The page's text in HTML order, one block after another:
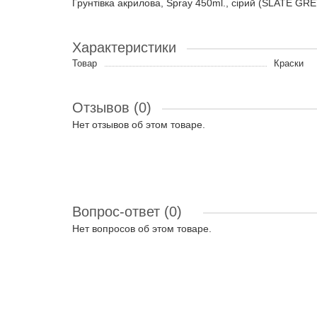
Грунтівка акрилова, Spray 450ml., сірий (SLATE
Характеристики
Товар Краски
Отзывов (0)
Нет отзывов об этом товаре.
Вопрос-ответ (0)
Нет вопросов об этом товаре.